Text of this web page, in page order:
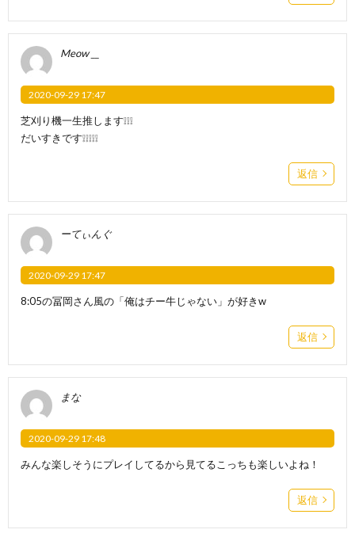
Meow __
2020-09-29 17:47
芝刈り機一生推します❕❕❕
だいすきです❕❕❕❕❕
返信
ーてぃんぐ
2020-09-29 17:47
8:05の冨岡さん風の「俺はチー牛じゃない」が好きw
返信
まな
2020-09-29 17:48
みんな楽しそうにプレイしてるから見てるこっちも楽しいよね！
返信